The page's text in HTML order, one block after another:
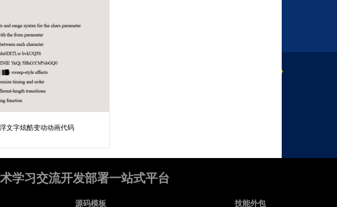
文字炫酷变动动画代码
学习交流开发部署一站式平台
源码模板 技能外包